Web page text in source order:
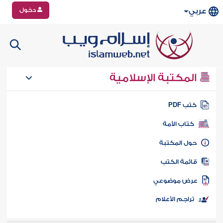
عربي دخول
المكتبة الإسلامية
كتب PDF
كتاب الأمة
المكتبة
الكتب
موضوعي